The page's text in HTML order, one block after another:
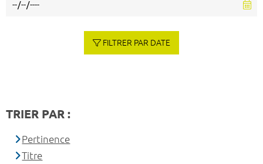
FILTRER PAR DATE
TRIER PAR :
Pertinence
Titre